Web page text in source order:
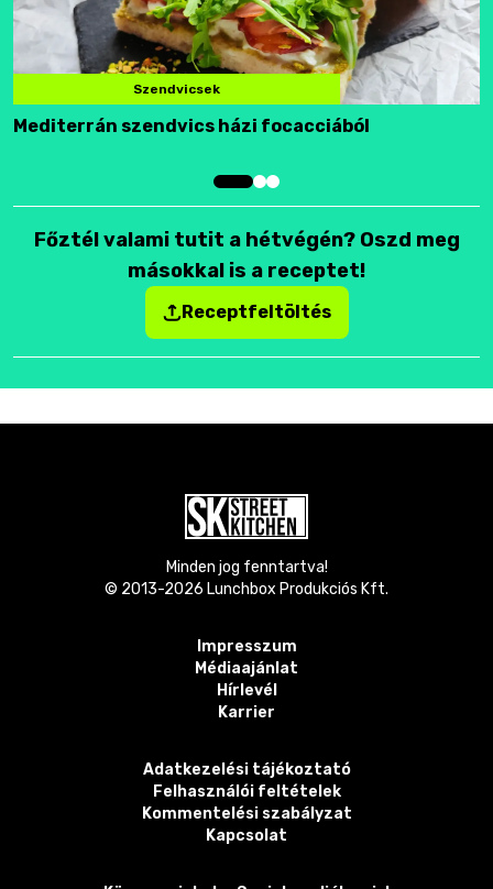
Szendvicsek
Mediterrán szendvics házi focacciából
Főztél valami tutit a hétvégén? Oszd meg
másokkal is a receptet!
Receptfeltöltés
Minden jog fenntartva!
© 2013-2026 Lunchbox Produkciós Kft.
Impresszum
Médiaajánlat
Hírlevél
Karrier
Adatkezelési tájékoztató
Felhasználói feltételek
Kommentelési szabályzat
Kapcsolat